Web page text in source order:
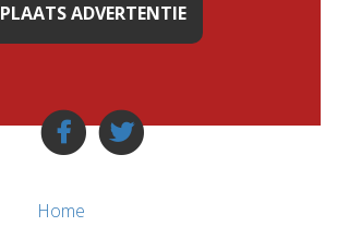
PLAATS ADVERTENTIE
Home